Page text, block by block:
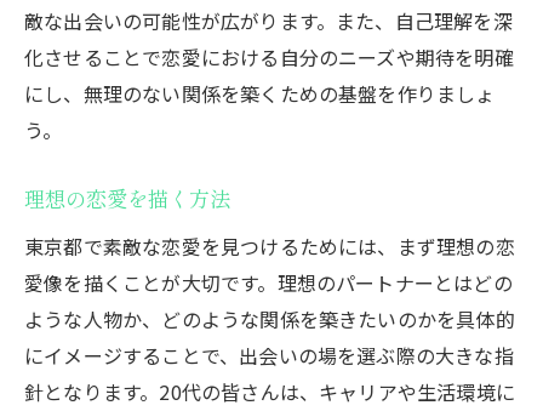
コミュニケーションの欠如を見直す
過度な期待がもたらす影響
過去のトラウマが引き起こす問題
相手への理解不足を改善する
自己肯定感を高めるための具体的なステップ
自己認識を深める方法
ポジティブな自己評価の習慣化
成功体験を積み重ねる
敵な出会いの可能性が広がります。また、自己理解を深
化させることで恋愛における自分のニーズや期待を明確
にし、無理のない関係を築くための基盤を作りましょ
う。
理想の恋愛を描く方法
東京都で素敵な恋愛を見つけるためには、まず理想の恋
愛像を描くことが大切です。理想のパートナーとはどの
ような人物か、どのような関係を築きたいのかを具体的
にイメージすることで、出会いの場を選ぶ際の大きな指
針となります。20代の皆さんは、キャリアや生活環境に